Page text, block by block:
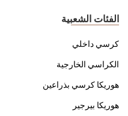
الفئات الشعبية
كرسي داخلي
الكراسي الخارجية
هوريكا كرسي بذراعين
هوريكا بيرجير